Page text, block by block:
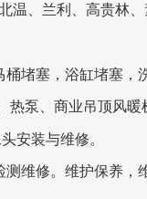
温、兰利、高贵林
堵塞，浴缸堵塞，
热泵、商业吊顶风暖
安装与维修。
维修。维护保养